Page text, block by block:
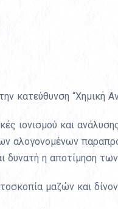
κατεύθυνση “Χημική
ιονισμού και
η αποτίμηση
μαζών και